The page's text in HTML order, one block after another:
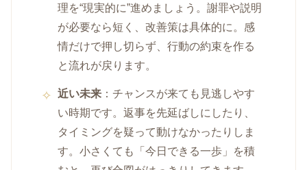
理を“現実的に”進めましょう。謝罪や説明
が必要なら短く、改善策は具体的に。感
情だけで押し切らず、行動の約束を作る
と流れが戻ります。
近い未来 ：チャンスが来ても見逃しやす
い時期です。返事を先延ばしにしたり、
タイミングを疑って動けなかったりしま
す。小さくても「今日できる一歩」を積